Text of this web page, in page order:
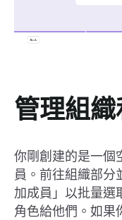
管理組
你剛創建的是一個
員。前往組織部分
加成員」以批量選
角色給他們。如果